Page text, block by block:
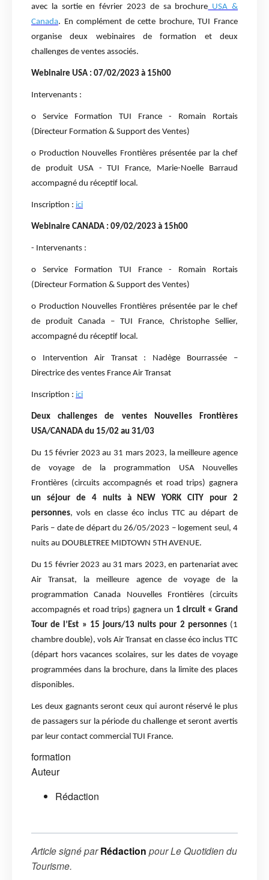
avec la sortie en février 2023 de sa brochure USA &
Canada. En complément de cette brochure, TUI France
organise deux webinaires de formation et deux
challenges de ventes associés.
Webinaire USA : 07/02/2023 à 15h00
Intervenants :
o Service Formation TUI France - Romain Rortais
(Directeur Formation & Support des Ventes)
o Production Nouvelles Frontières présentée par la chef
de produit USA - TUI France, Marie-Noelle Barraud
accompagné du réceptif local.
Inscription : ici
Webinaire CANADA : 09/02/2023 à 15h00
- Intervenants :
o Service Formation TUI France - Romain Rortais
(Directeur Formation & Support des Ventes)
o Production Nouvelles Frontières présentée par le chef
de produit Canada – TUI France, Christophe Sellier,
accompagné du réceptif local.
o Intervention Air Transat : Nadège Bourrassée –
Directrice des ventes France Air Transat
Inscription : ici
Deux challenges de ventes Nouvelles Frontières
USA/CANADA du 15/02 au 31/03
Du 15 février 2023 au 31 mars 2023, la meilleure agence
de voyage de la programmation USA Nouvelles
Frontières (circuits accompagnés et road trips) gagnera
un séjour de 4 nuits à NEW YORK CITY pour 2
personnes, vols en classe éco inclus TTC au départ de
Paris – date de départ du 26/05/2023 – logement seul, 4
nuits au DOUBLETREE MIDTOWN 5TH AVENUE.
Du 15 février 2023 au 31 mars 2023, en partenariat avec
Air Transat, la meilleure agence de voyage de la
programmation Canada Nouvelles Frontières (circuits
accompagnés et road trips) gagnera un 1 circuit « Grand
Tour de l’Est » 15 jours/13 nuits pour 2 personnes(1
chambre double), vols Air Transat en classe éco inclus TTC
(départ hors vacances scolaires, sur les dates de voyage
programmées dans la brochure, dans la limite des places
disponibles.
Les deux gagnants seront ceux qui auront réservé le plus
de passagers sur la période du challenge et seront avertis
par leur contact commercial TUI France.
formation
Auteur
Rédaction
Article signé parRédaction pourLe Quotidien du
Tourisme.